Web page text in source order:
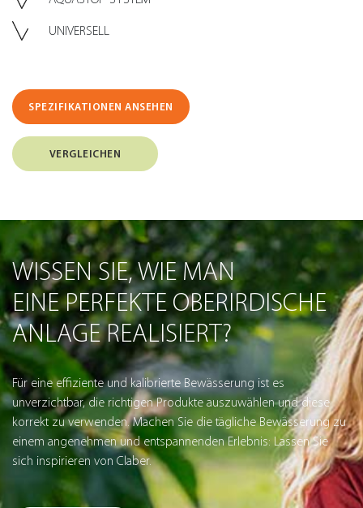
UNIVERSELL
SPEZIFIKATIONEN ANSEHEN
VERGLEICHEN
WISSEN SIE, WIE MAN
EINE PERFEKTE OBERIRDISCHE
ANLAGE REALISIERT?
Für eine effiziente und kalibrierte Bewässerung ist es
unverzichtbar, die richtigen Produkte auszuwählen und diese
korrekt zu verwenden. Machen Sie die tägliche Bewässerung zu
einem angenehmen und entspannenden Erlebnis: Lassen Sie
sich inspirieren von Claber.